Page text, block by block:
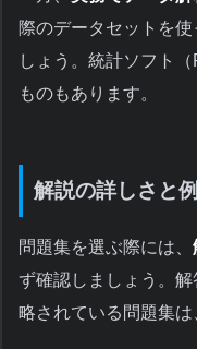
際のデータセットを
しょう。統計ソフト
ものもあります。
解説の詳しさと
問題集を選ぶ際には、
ず確認しましょう。
略されている問題集は